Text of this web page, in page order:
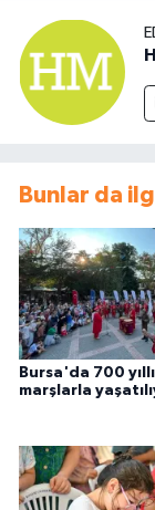
Bunlar da
Bursa'da 700
marşlarla